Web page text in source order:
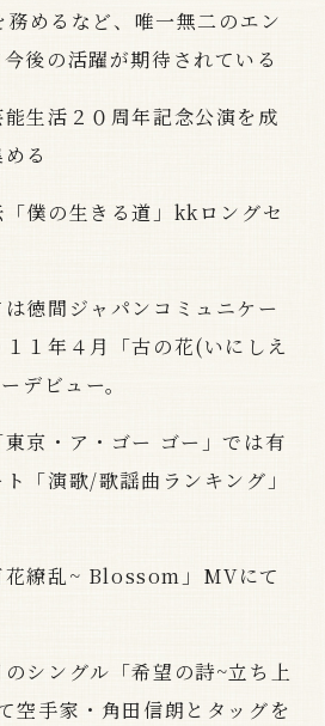
めるなど、唯一無二のエン
後の活躍が期待されている
生活２０周年記念公演を成
る
僕の生きる道」kkロングセ
徳間ジャパンコミュニケー
１年４月「古の花(いにしえ
デビュー。
京・ア・ゴー ゴー」では有
「演歌/歌謡曲ランキング」
花繚乱~ Blossom」MVにて
シングル「希望の詩~立ち上
空手家・角田信朗とタッグを